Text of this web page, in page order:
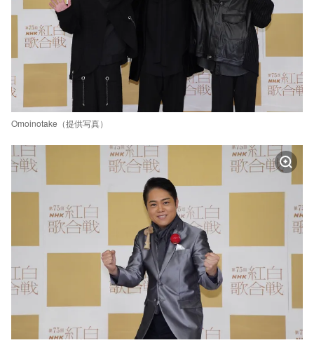
Omoinotake（提供写真）